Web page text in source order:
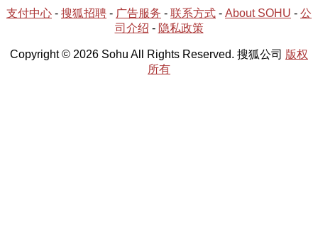
支付中心 - 搜狐招聘 - 广告服务 - 联系方式 - About SOHU - 公
司介绍 - 隐私政策
Copyright © 2026 Sohu All Rights Reserved. 搜狐公司 版权
所有